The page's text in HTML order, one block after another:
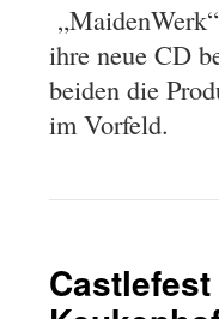
ihre neue CD
beiden die
im Vorfeld.
Castlefest